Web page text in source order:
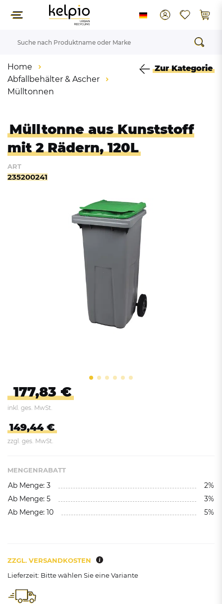
Home
Abfallbehälter & Ascher
Mülltonnen
Zur Kategorie
Mülltonne aus Kunststoff
mit 2 Rädern, 120L
ART
235200241
177,83 €
inkl. ges. MwSt.
149,44 €
zzgl. ges. MwSt.
MENGENRABATT
Ab Menge: 3
2%
Ab Menge: 5
3%
Ab Menge: 10
5%
ZZGL. VERSANDKOSTEN
Lieferzeit: Bitte wählen Sie eine Variante